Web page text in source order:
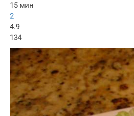
15 мин
2
4.9
134